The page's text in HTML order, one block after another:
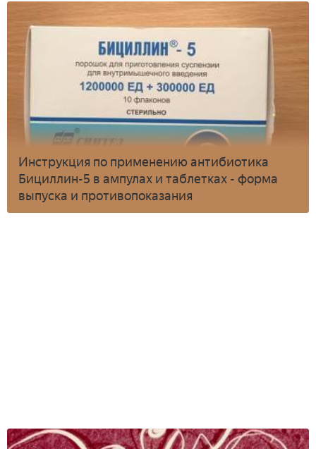
Инструкция по применению антибиотика
Бициллин-5 в ампулах и таблетках - форма
выпуска и противопоказания